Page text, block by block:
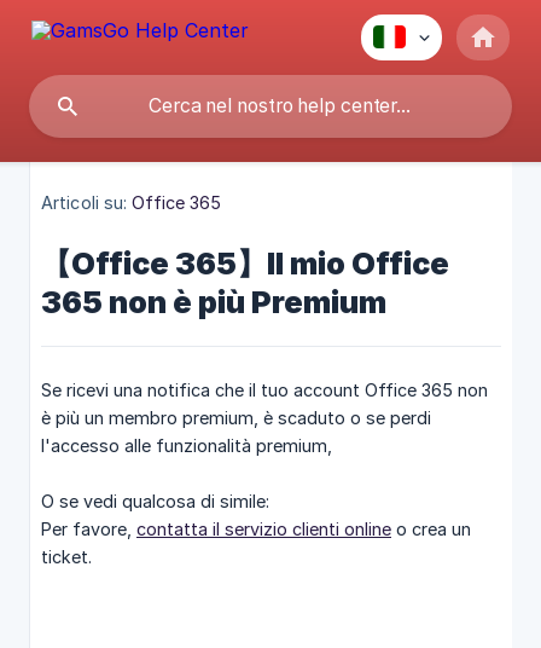
Articoli su: Office 365
【Office 365】Il mio Office
365 non è più Premium
Se ricevi una notifica che il tuo account Office 365 non
è più un membro premium, è scaduto o se perdi
l'accesso alle funzionalità premium,
O se vedi qualcosa di simile:
Per favore, contatta il servizio clienti online o crea un
ticket.